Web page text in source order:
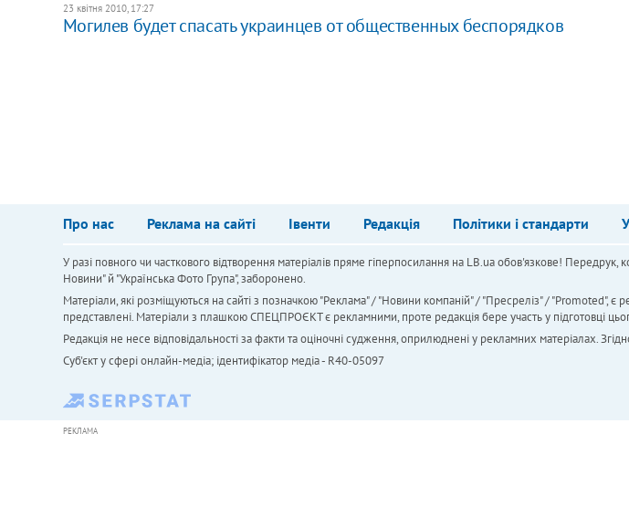
23 квітня 2010, 17:27
Могилев будет спасать украинцев от общественных беспорядков
Про нас Реклама на сайті Івенти Редакція Політики і стандарти
У разі повного чи часткового відтворення матеріалів пряме гіперпосилання на LB.ua обов'язкове! Передрук,
Новини" й "Українська Фото Група", заборонено.
Матеріали, які розміщуються на сайті з позначкою "Реклама" / "Новини компаній" / "Пресреліз" / "Promoted",
представлені. Матеріали з плашкою СПЕЦПРОЄКТ є рекламними, проте редакція бере участь у підготовці
Редакція не несе відповідальності за факти та оціночні судження, оприлюднені у рекламних матеріалах.
Cуб'єкт у сфері онлайн-медіа; ідентифікатор медіа - R40-05097
РЕКЛАМА